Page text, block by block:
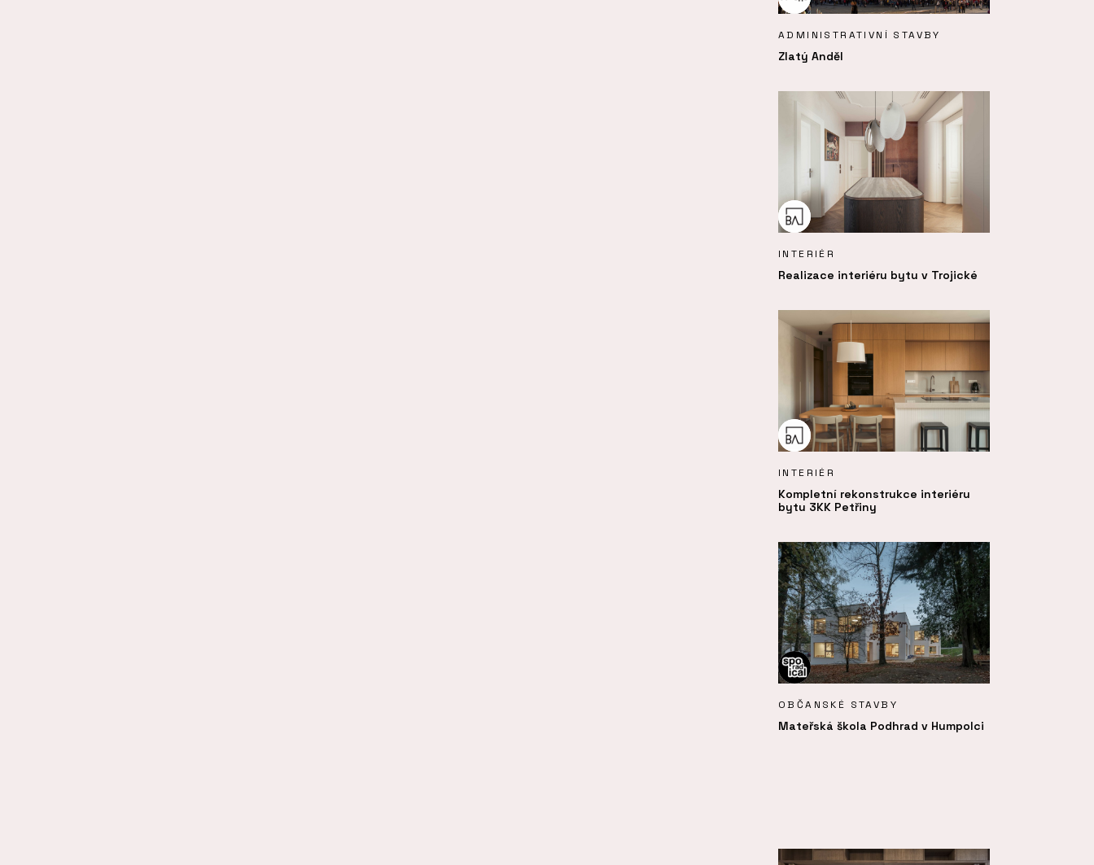
ADMINISTRATIVNÍ STAVBY
Zlatý Anděl
INTERIÉR
Realizace interiéru bytu v Trojické
INTERIÉR
Kompletní rekonstrukce interiéru
bytu 3KK Petřiny
OBČANSKÉ STAVBY
Mateřská škola Podhrad v Humpolci